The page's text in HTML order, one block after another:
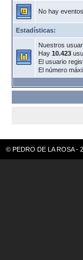
No hay
Estadísticas:
Nuestros
Hay 10.423
El usuario
El número
© PEDRO DE LA ROSA -